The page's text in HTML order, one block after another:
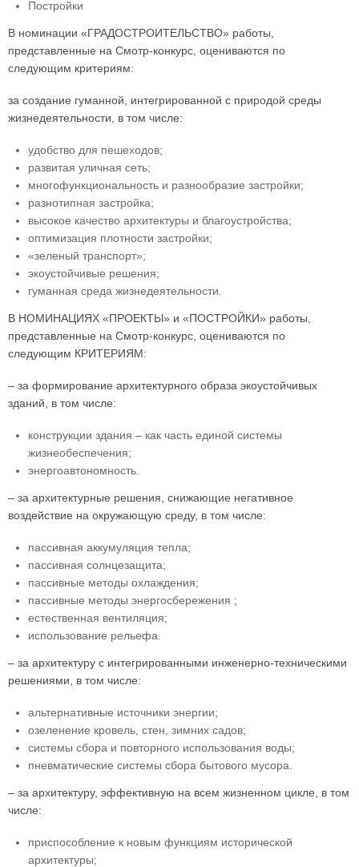
Постройки
В номинации «ГРАДОСТРОИТЕЛЬСТВО» работы,
представленные на Смотр-конкурс, оцениваются по
следующим критериям:
за создание гуманной, интегрированной с природой среды
жизнедеятельности, в том числе:
удобство для пешеходов;
развитая уличная сеть;
многофункциональность и разнообразие застройки;
разнотипная застройка;
высокое качество архитектуры и благоустройства;
оптимизация плотности застройки;
«зеленый транспорт»;
экоустойчивые решения;
гуманная среда жизнедеятельности.
В НОМИНАЦИЯХ «ПРОЕКТЫ» и «ПОСТРОЙКИ» работы,
представленные на Смотр-конкурс, оцениваются по
следующим КРИТЕРИЯМ:
– за формирование архитектурного образа экоустойчивых
зданий, в том числе:
конструкции здания – как часть единой системы
жизнеобеспечения;
энергоавтономность.
– за архитектурные решения, снижающие негативное
воздействие на окружающую среду, в том числе:
пассивная аккумуляция тепла;
пассивная солнцезащита;
пассивные методы охлаждения;
пассивные методы энергосбережения ;
естественная вентиляция;
использование рельефа.
– за архитектуру с интегрированными инженерно-техническими
решениями, в том числе:
альтернативные источники энергии;
озеленение кровель, стен, зимних садов;
системы сбора и повторного использования воды;
пневматические системы сбора бытового мусора.
– за архитектуру, эффективную на всем жизненном цикле, в том
числе:
приспособление к новым функциям исторической
архитектуры;